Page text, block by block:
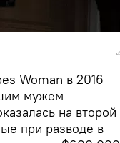
Woman в 2016
мужем
на второй
при разводе в